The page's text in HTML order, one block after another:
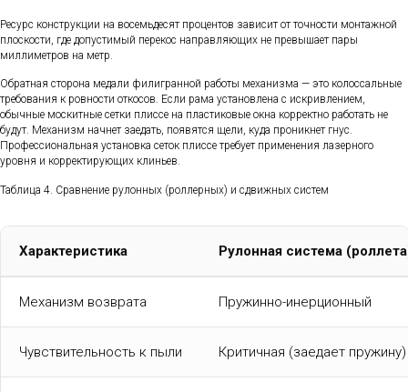
Ресурс конструкции на восемьдесят процентов зависит от точности монтажной
плоскости, где допустимый перекос направляющих не превышает пары
миллиметров на метр.
Обратная сторона медали филигранной работы механизма — это колоссальные
требования к ровности откосов. Если рама установлена с искривлением,
обычные москитные сетки плиссе на пластиковые окна корректно работать не
будут. Механизм начнет заедать, появятся щели, куда проникнет гнус.
Профессиональная установка сеток плиссе требует применения лазерного
уровня и корректирующих клиньев.
Таблица 4. Сравнение рулонных (роллерных) и сдвижных систем
Характеристика Рулонная система
Механизм возврата Пружинно-инерционный
Чувствительность к пыли Критичная (заедает пружину)